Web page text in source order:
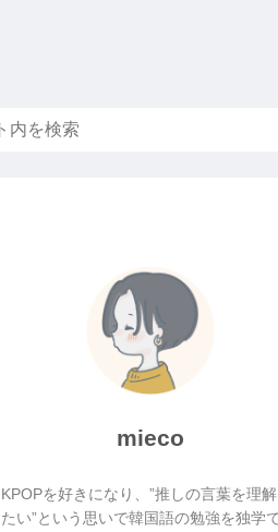
mieco
KPOPを好きになり、”推しの言葉を理解
たい”という思いで韓国語の勉強を独学